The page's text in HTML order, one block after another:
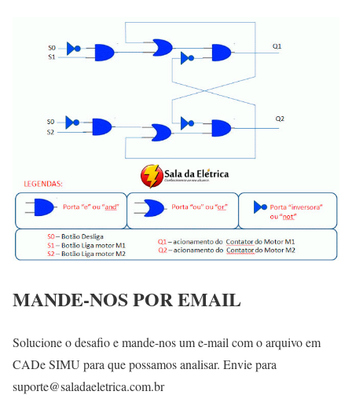
MANDE-NOS POR EMAIL
Solucione o desafio e mande-nos um e-mail com o arquivo em
CADe SIMU para que possamos analisar. Envie para
suporte@saladaeletrica.com.br